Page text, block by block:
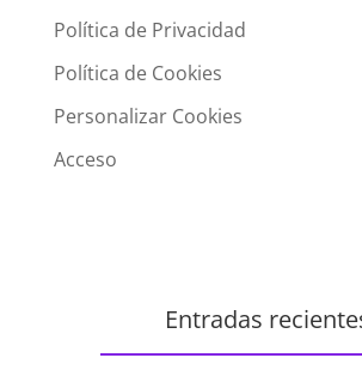
Política de Privacidad
Política de Cookies
Personalizar Cookies
Acceso
Entradas